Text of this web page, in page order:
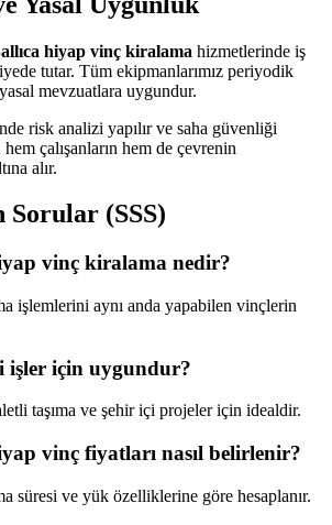
hiyap vinç kiralama hizmetlerinde iş
tutar. Tüm ekipmanlarımız periyodik
mevzuatlara uygundur.
risk analizi yapılır ve saha güvenliği
çalışanların hem de çevrenin
alır.
Sorular (SSS)
vinç kiralama nedir?
işlemlerini aynı anda yapabilen vinçlerin
işler için uygundur?
taşıma ve şehir içi projeler için idealdir.
vinç fiyatları nasıl belirlenir?
süresi ve yük özelliklerine göre hesaplanır.